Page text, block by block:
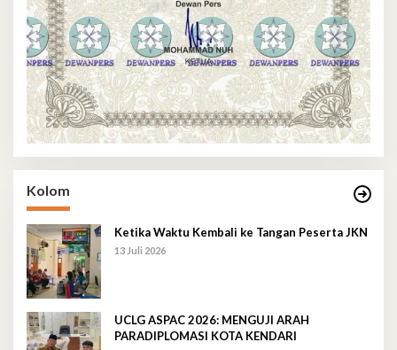
Kolom
Ketika Waktu Kembali ke Tangan Peserta JKN
13 Juli 2026
UCLG ASPAC 2026: MENGUJI ARAH
PARADIPLOMASI KOTA KENDARI